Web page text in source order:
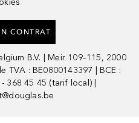
CONTRAT
B.V. | Meir 109–115, 2000
TVA : BE0800143397 | BCE :
368 45 45 (tarif local) |